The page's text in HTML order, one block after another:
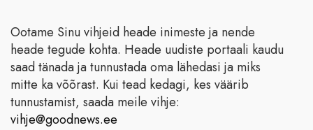
Ootame Sinu vihjeid heade inimeste ja nende
heade tegude kohta. Heade uudiste portaali kaudu
saad tänada ja tunnustada oma lähedasi ja miks
mitte ka võõrast. Kui tead kedagi, kes väärib
tunnustamist, saada meile vihje:
vihje@goodnews.ee